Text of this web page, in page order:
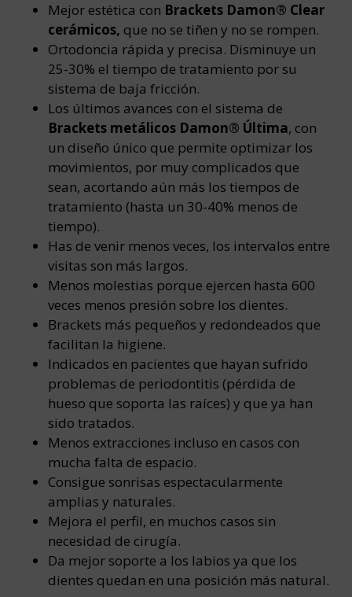
Mejor estética con Brackets Damon® Clear
cerámicos, que no se tiñen y no se rompen.
Ortodoncia rápida y precisa. Disminuye un
25-30% el tiempo de tratamiento por su
sistema de baja fricción.
Los últimos avances con el sistema de
Brackets metálicos Damon® Última, con
un diseño único que permite optimizar los
movimientos, por muy complicados que
sean, acortando aún más los tiempos de
tratamiento (hasta un 30-40% menos de
tiempo).
Has de venir menos veces, los intervalos entre
visitas son más largos.
Menos molestias porque ejercen hasta 600
veces menos presión sobre los dientes.
Brackets más pequeños y redondeados que
facilitan la higiene.
Indicados en pacientes que hayan sufrido
problemas de periodontitis (pérdida de
hueso que soporta las raíces) y que ya han
sido tratados.
Menos extracciones incluso en casos con
mucha falta de espacio.
Consigue sonrisas espectacularmente
amplias y naturales.
Mejora el perfil, en muchos casos sin
necesidad de cirugía.
Da mejor soporte a los labios ya que los
dientes quedan en una posición más natural.